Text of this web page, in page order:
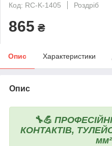
Код: RC-K-1405
Роздріб
865 ₴
Опис Характеристики
Опис
🔧💪
КОНТАКТІВ,